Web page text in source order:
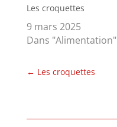
Les croquettes
9 mars 2025
Dans "Alimentation"
← Les croquettes